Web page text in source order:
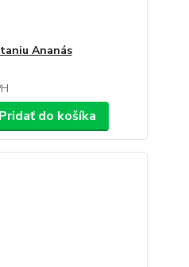
Ananás
Pridať do košíka